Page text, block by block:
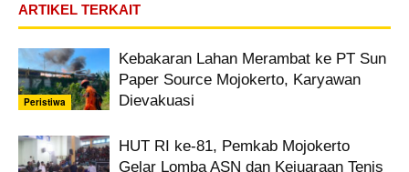
ARTIKEL TERKAIT
Peristiwa
Kebakaran Lahan Merambat ke PT Sun
Paper Source Mojokerto, Karyawan
Dievakuasi
HUT RI ke-81, Pemkab Mojokerto
Gelar Lomba ASN dan Kejuaraan Tenis